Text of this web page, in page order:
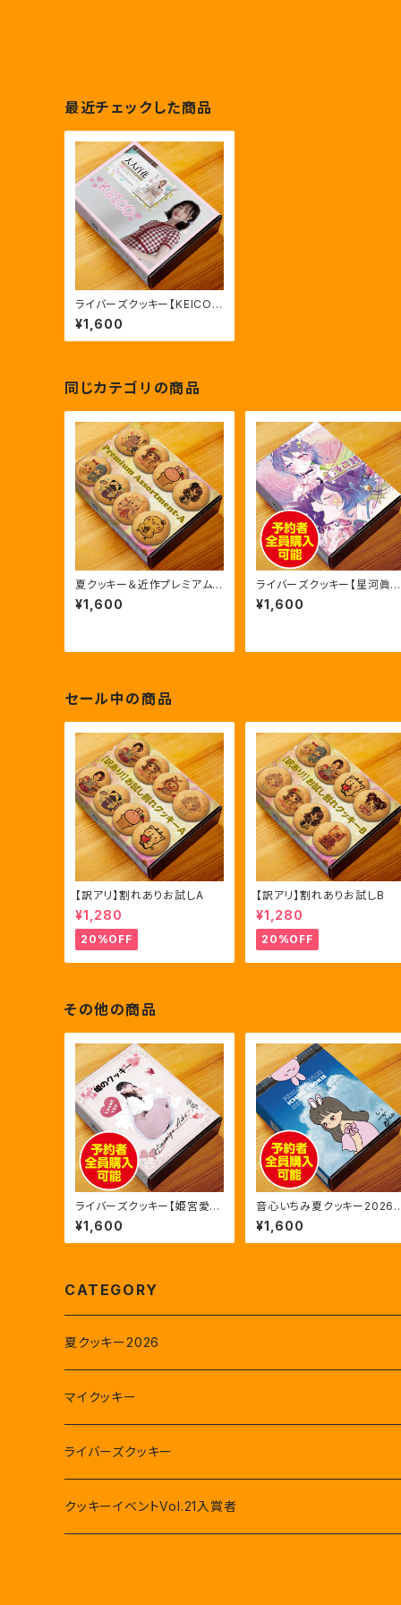
最近チェックした商品
ライバーズクッキー【KEICO】
通常版
¥1,600
同じカテゴリの商品
夏クッキー＆近作プレミアムア
ソートA
¥1,600
ライバーズクッキー【星河眞
緒】初回限定版
¥1,600
セール中の商品
【訳アリ】割れありお試しA
¥1,280
20%OFF
【訳アリ】割れありお試しB
¥1,280
20%OFF
その他の商品
ライバーズクッキー【姫宮愛
花】初回限定版
¥1,600
音心いちみ夏クッキー2026
特別版
¥1,600
CATEGORY
夏クッキー2026
マイクッキー
ライバーズクッキー
星河眞緒
クッキーイベントVol.21入賞者